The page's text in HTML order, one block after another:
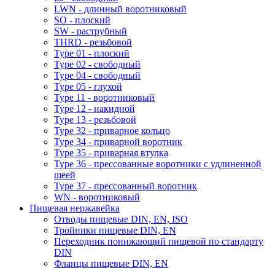
LWN - длинный воротниковый
SO - плоский
SW - раструбный
THRD - резьбовой
Type 01 - плоский
Type 02 - свободный
Type 04 - свободный
Type 05 - глухой
Type 11 - воротниковый
Type 12 - накидной
Type 13 - резьбовой
Type 32 - приварное кольцо
Type 34 - приварной воротник
Type 35 - приварная втулка
Type 36 - прессованные воротники с удлиненной
шеей
Type 37 - прессованный воротник
WN - воротниковый
Пищевая нержавейка
Отводы пищевые DIN, EN, ISO
Тройники пищевые DIN, EN
Переходник понижающий пищевой по стандарту
DIN
Фланцы пищевые DIN, EN